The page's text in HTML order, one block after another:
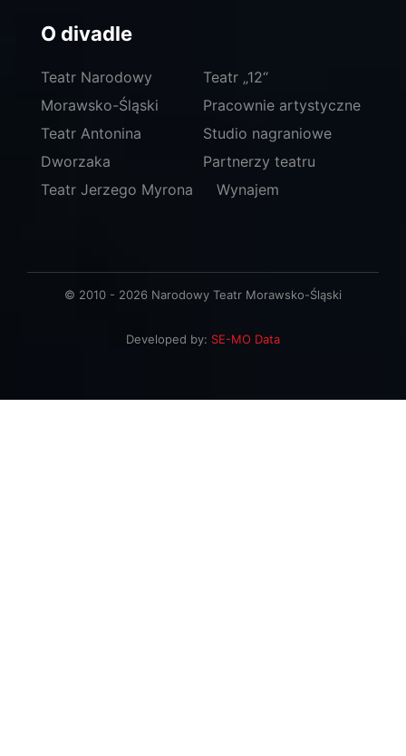
O divadle
Teatr Narodowy
Morawsko-Śląski
Teatr Antonina
Dworzaka
Teatr Jerzego Myrona
Teatr „12“
Pracownie artystyczne
Studio nagraniowe
Partnerzy teatru
Wynajem
© 2010 - 2026 Narodowy Teatr Morawsko-Śląski
Developed by: SE-MO Data